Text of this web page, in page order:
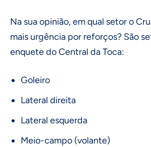
Na sua opinião, em qual setor o
mais urgência por reforços? São
enquete do Central da Toca:
Goleiro
Lateral direita
Lateral esquerda
Meio-campo (volante)